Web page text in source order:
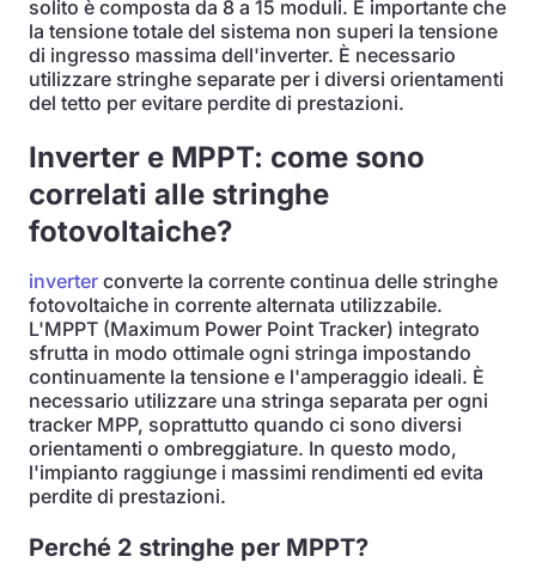
solito è composta da 8 a 15 moduli. È importante che
la tensione totale del sistema non superi la tensione
di ingresso massima dell'inverter. È necessario
utilizzare stringhe separate per i diversi orientamenti
del tetto per evitare perdite di prestazioni.
Inverter e MPPT: come sono
correlati alle stringhe
fotovoltaiche?
inverter converte la corrente continua delle stringhe
fotovoltaiche in corrente alternata utilizzabile.
L'MPPT (Maximum Power Point Tracker) integrato
sfrutta in modo ottimale ogni stringa impostando
continuamente la tensione e l'amperaggio ideali. È
necessario utilizzare una stringa separata per ogni
tracker MPP, soprattutto quando ci sono diversi
orientamenti o ombreggiature. In questo modo,
l'impianto raggiunge i massimi rendimenti ed evita
perdite di prestazioni.
Perché 2 stringhe per MPPT?